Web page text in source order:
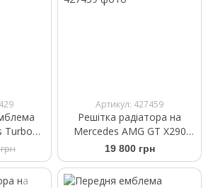
Turbo
Артикул: 427459
Решітка радіатора на
Mercedes AMG GT X290
2018- стиль Brabus Black
19 800 грн